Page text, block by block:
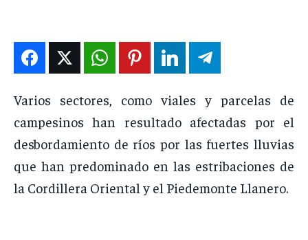
EN VIVO
NOSOTROS
INSTITUCIONAL
PUATE CON NOSOTROS
EN VIVO
NOSOTROS
INSTITUCIONAL
PUATE CON NOSOTROS
EN VIVO
NOSOTROS
INSTITUCIONAL
EN VIVO
NOSOTROS
INSTITUCIONAL
Varios sectores, como viales y parcelas de
campesinos han resultado afectadas por el
desbordamiento de ríos por las fuertes lluvias
que han predominado en las estribaciones de
la Cordillera Oriental y el Piedemonte Llanero.